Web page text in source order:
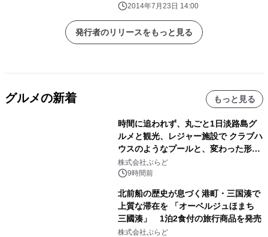
2014年7月23日 14:00
発行者のリリースをもっと見る
グルメの新着 もっと見る
時間に追われず、丸ごと1日淡路島グ
ルメと観光、レジャー施設で クラブハ
ウスのようなプールと、変わった形の
サウナも 「THE BOXY AWAJI」のお
得な素泊まり連泊プランで
株式会社ぷらど
9時間前
北前船の歴史が息づく港町・三国湊で
上質な滞在を 「オーベルジュほまち
三國湊」 1泊2食付の旅行商品を発売
株式会社ぷらど